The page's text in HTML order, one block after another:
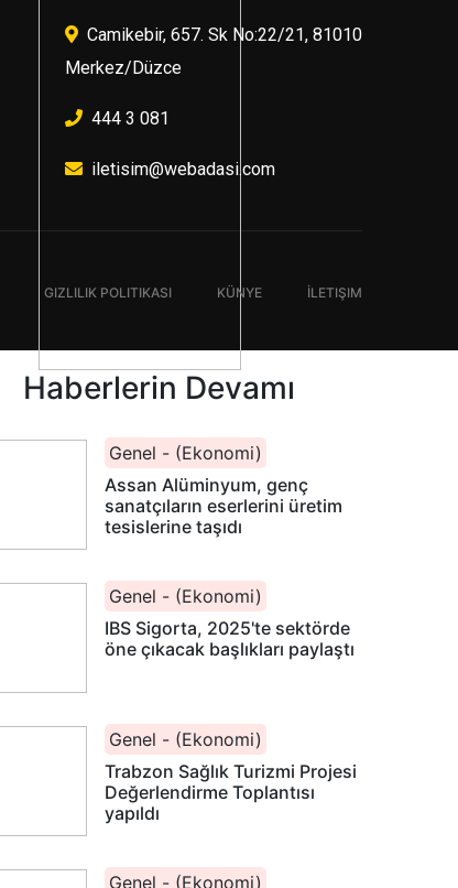
Haberlerin Devamı
Genel - (Ekonomi)
Assan Alüminyum, genç
sanatçıların eserlerini üretim
tesislerine taşıdı
Genel - (Ekonomi)
IBS Sigorta, 2025'te sektörde
öne çıkacak başlıkları paylaştı
Genel - (Ekonomi)
Trabzon Sağlık Turizmi Projesi
Değerlendirme Toplantısı
yapıldı
Genel - (Ekonomi)
Camikebir, 657. Sk No:22/21, 81010
Merkez/Düzce
444 3 081
iletisim@webadasi.com
GIZLILIK POLITIKASI KÜNYE İLETIŞIM